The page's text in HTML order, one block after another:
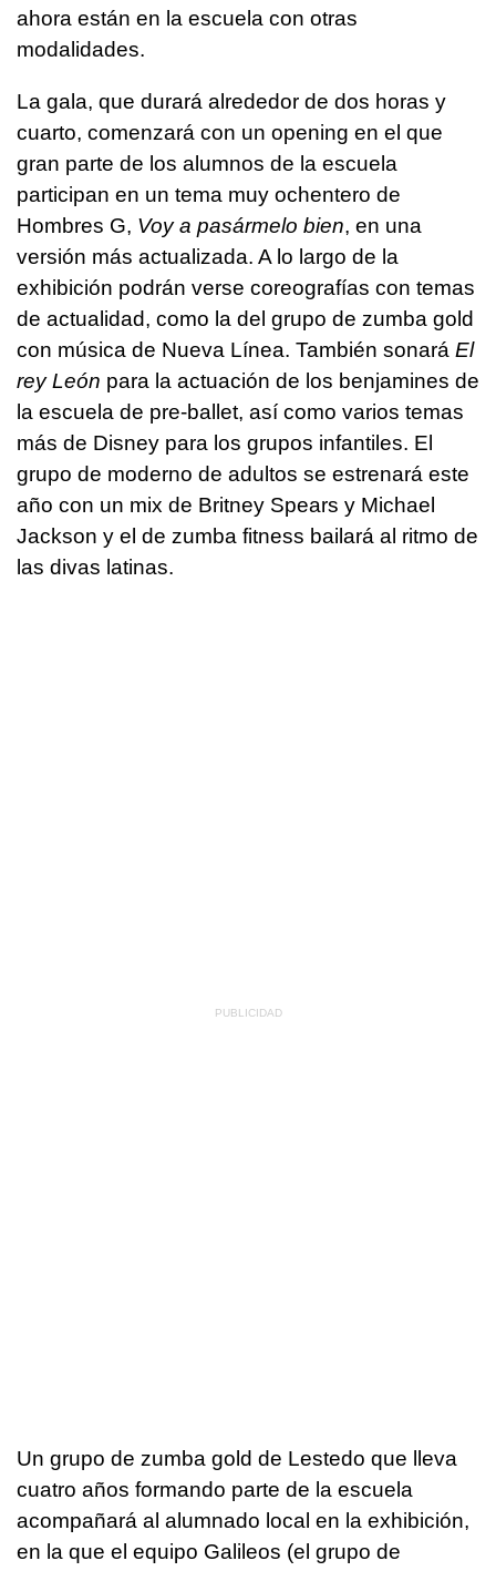
ahora están en la escuela con otras
modalidades.
La gala, que durará alrededor de dos horas y
cuarto, comenzará con un opening en el que
gran parte de los alumnos de la escuela
participan en un tema muy ochentero de
Hombres G, Voy a pasármelo bien, en una
versión más actualizada. A lo largo de la
exhibición podrán verse coreografías con temas
de actualidad, como la del grupo de zumba gold
con música de Nueva Línea. También sonará El
rey León para la actuación de los benjamines de
la escuela de pre-ballet, así como varios temas
más de Disney para los grupos infantiles. El
grupo de moderno de adultos se estrenará este
año con un mix de Britney Spears y Michael
Jackson y el de zumba fitness bailará al ritmo de
las divas latinas.
Un grupo de zumba gold de Lestedo que lleva
cuatro años formando parte de la escuela
acompañará al alumnado local en la exhibición,
en la que el equipo Galileos (el grupo de